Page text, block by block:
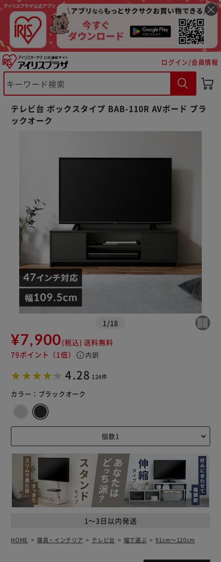
ログイン/会員情報
テレビ台 ボックスタイプ BAB-110R AVボード ブラ
ックオーク
1 /18
¥7,900(税込) 送料無料
79ポイント （1倍） info 内訳
4.28 124件
カラー： ブラックオーク
1～3日以内発送
HOME 寝具・インテリア テレビ台 幅で選ぶ 91cm～120cm
※ご確認ください